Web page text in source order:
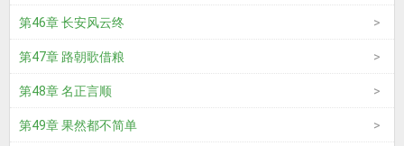
第46章 长安风云终
第47章 路朝歌借粮
第48章 名正言顺
第49章 果然都不简单